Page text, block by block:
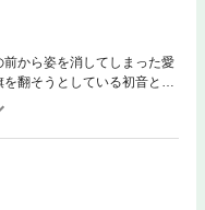
から姿を消してしまった愛
翻そうとしている初音と一
小夜、ありす、久遠、そら
上がる。妖を殺す“神喰
の、命をかけた戦いが始ま
ブルブッキングデートも健
こそオトコを見せてよ、倉